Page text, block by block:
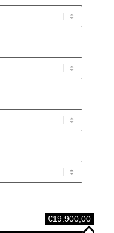
€19.900,00